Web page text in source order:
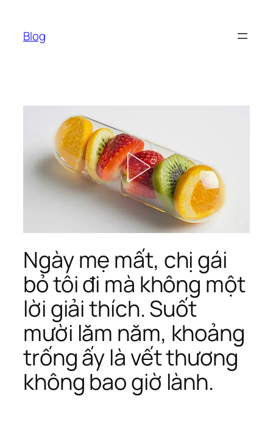
phầnBlog
Ngày mẹ mất, chị gái
bỏ tôi đi mà không một
lời giải thích. Suốt
mười lăm năm, khoảng
trống ấy là vết thương
không bao giờ lành.